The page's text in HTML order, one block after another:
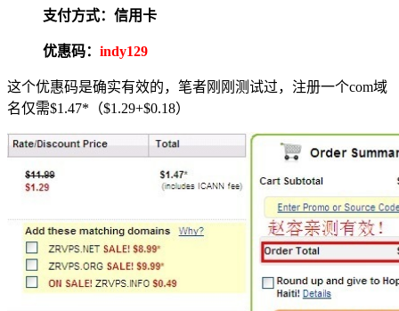
支付方式：信用卡
优惠码： indy129
这个优惠码是确实有效的，笔者刚刚测试过，注册一个com域
名仅需$1.47*（$1.29+$0.18）